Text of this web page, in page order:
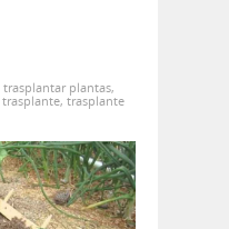
trasplantar plantas,
trasplante, trasplante